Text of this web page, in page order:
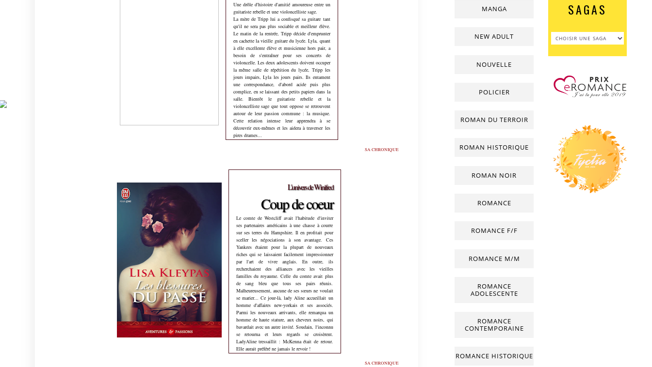
Une drôle d'histoire d'amitié amoureuse entre un
guitariste rebelle et une violoncelliste sage.
La mère de Tripp lui a confisqué sa guitare tant
qu'il ne sera pas plus sociable et meilleur élève.
Le matin de la rentrée, Tripp décide d'emprunter
en cachette la vieille guitare du lycée. Lyla, quant
à elle excellente élève et musicienne hors pair, a
besoin de s'entraîner pour ses concerts de
violoncelle. Les deux adolescents doivent occuper
la même salle de répétition du lycée, Tripp les
jours impairs, Lyla les jours pairs. Ils entament
une correspondance, d'abord acide puis plus
complice, en se laissant des petits papiers dans la
salle. Bientôt le guitariste rebelle et la
violoncelliste sage que tout oppose se retrouvent
autour de leur passion commune : la musique.
Cette relation intense leur apprendra à se
découvrir eux-mêmes et les aidera à traverser les
pires drames...
SA CHRONIQUE
L'univers de Winifred
Coup de coeur
Le comte de Westcliff avait l'habitude d'inviter
ses partenaires américains à une chasse à courre
sur ses terres du Hampshire. Il en profitait pour
sceller les négociations à son avantage. Ces
Yankees étaient pour la plupart de nouveaux
riches qui se laissaient facilement impressionner
par l'art de vivre anglais. En outre, ils
recherchaient des alliances avec les vieilles
familles du royaume. Celle du comte avait plus
de sang bleu que tous ses pairs réunis.
Malheureusement, aucune de ses sœurs ne voulait
se marier... Ce jour-là, lady Aline accueillait un
homme d'affaires new-yorkais et ses associés.
Parmi les nouveaux arrivants, elle remarqua un
homme de haute stature, aux cheveux noirs, qui
bavardait avec un autre invité. Soudain, l'inconnu
se retourna et leurs regards se croisèrent.
LadyAline tressaillit : McKenna était de retour.
Elle aurait préféré ne jamais le revoir !
SA CHRONIQUE
MANGA
NEW ADULT
NOUVELLE
POLICIER
ROMAN DU TERROIR
ROMAN HISTORIQUE
ROMAN NOIR
ROMANCE
ROMANCE F/F
ROMANCE M/M
ROMANCE
ADOLESCENTE
ROMANCE
CONTEMPORAINE
ROMANCE HISTORIQUE
SAGAS